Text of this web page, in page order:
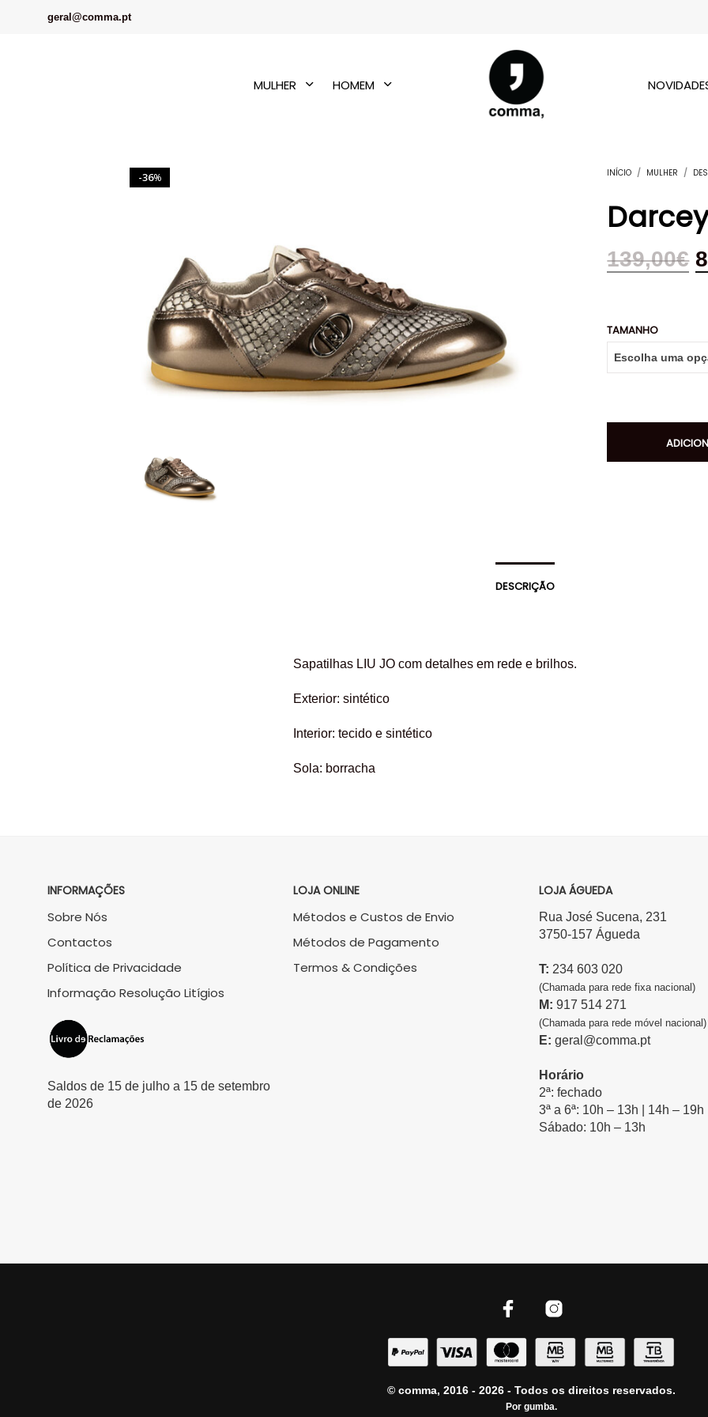
geral@comma.pt
MULHER HOMEM
%
36 INÍCIO / MULHER /
139,00€
TAMANHO
DESCRIÇÃO
Sapatilhas LIU JO com detalhes em rede e brilhos.
Exterior: sintético
Interior: tecido e sintético
Sola: borracha
INFORMAÇÕES
Sobre Nós
Contactos
Política de Privacidade
Informação Resolução Litígios
Saldos de 15 de julho a 15 de setembro
de 2026
LOJA ONLINE
Métodos e Custos de Envio
Métodos de Pagamento
Termos & Condições
LOJA ÁGUEDA
Rua José Sucena, 231
3750-157 Águeda
T: 234 603 020
(Chamada para rede fixa nacional)
M: 917 514 271
(Chamada para rede móvel nacional)
E: geral@comma.pt
Horário
2ª: fechado
3ª a 6ª: 10h – 13h | 14h – 19h
Sábado: 10h – 13h
© comma, 2016 - 2026 - Todos os direitos reservados.
Por gumba.